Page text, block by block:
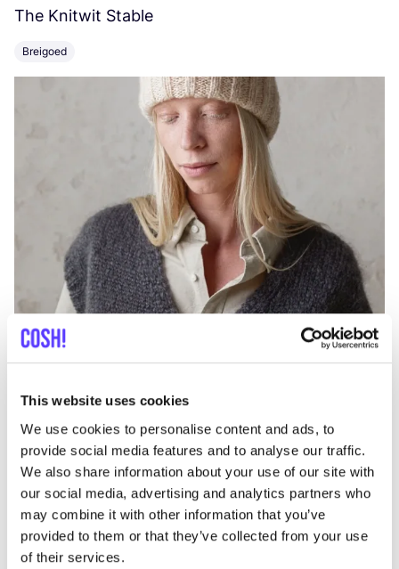
This website uses cookies
We use cookies to personalise content and ads, to
provide social media features and to analyse our traffic.
We also share information about your use of our site with
our social media, advertising and analytics partners who
may combine it with other information that you’ve
provided to them or that they’ve collected from your use
of their services.
The Knitwit Stable
Breigoed
PreviousNext